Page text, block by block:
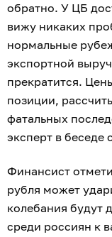
обратно. У ЦБ
вижу никаких
нормальные
экспортной
прекратится.
позиции,
фатальных
эксперт в беседе
Финансист
рубля может
колебания будут
среди россиян к